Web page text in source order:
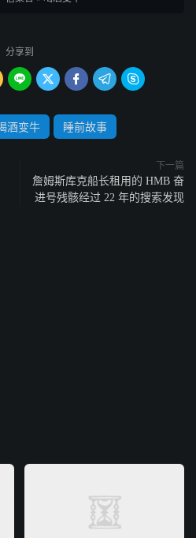
分享到
    
酒变牛 睡前故事
下一篇
詹姆斯库克船长租用的 HMB 奋
进号残骸经过 22 年的搜索发现